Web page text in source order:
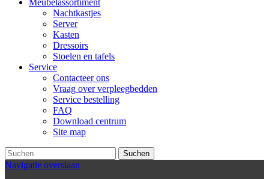
Nachtkastjes
Server
Kasten
Dressoirs
Stoelen en tafels
Service
Contacteer ons
Vraag over verpleegbedden
Service bestelling
FAQ
Download centrum
Site map
Suchen
Navigatie overslaan